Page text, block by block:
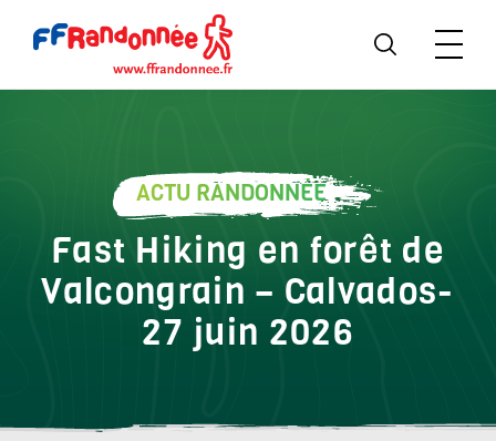
ACTU RANDONNÉE
Fast Hiking en forêt de
Valcongrain – Calvados-
27 juin 2026